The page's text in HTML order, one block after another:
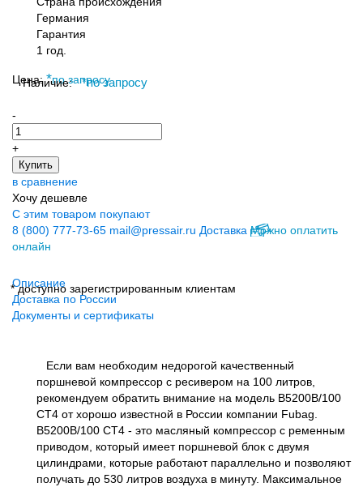
Германия
Гарантия
1 год.
Цена: *по запросу
Наличие: *по запросу
-
+
Купить
в сравнение
Хочу дешевле
С этим товаром покупают
8 (800) 777-73-65 mail@pressair.ru Доставка Можно оплатить
онлайн
* доступно зарегистрированным клиентам
Описание
Доставка по России
Документы и сертификаты
Если вам необходим недорогой качественный
поршневой компрессор с ресивером на 100 литров,
рекомендуем обратить внимание на модель B5200B/100
CT4 от хорошо известной в России компании Fubag.
B5200B/100 CT4 - это масляный компрессор с ременным
приводом, который имеет поршневой блок с двумя
цилиндрами, которые работают параллельно и позволяют
получать до 530 литров воздуха в минуту. Максимальное